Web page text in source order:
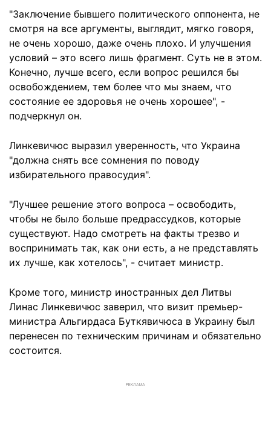
"Заключение бывшего политического оппонента, не
смотря на все аргументы, выглядит, мягко говоря,
не очень хорошо, даже очень плохо. И улучшения
условий – это всего лишь фрагмент. Суть не в этом.
Конечно, лучше всего, если вопрос решился бы
освобождением, тем более что мы знаем, что
состояние ее здоровья не очень хорошее", -
подчеркнул он.
Линкевичюс выразил уверенность, что Украина
"должна снять все сомнения по поводу
избирательного правосудия".
"Лучшее решение этого вопроса – освободить,
чтобы не было больше предрассудков, которые
существуют. Надо смотреть на факты трезво и
воспринимать так, как они есть, а не представлять
их лучше, как хотелось", - считает министр.
Кроме того, министр иностранных дел Литвы
Линас Линкевичюс заверил, что визит премьер-
министра Альгирдаса Буткявичюса в Украину был
перенесен по техническим причинам и обязательно
состоится.
РЕКЛАМА